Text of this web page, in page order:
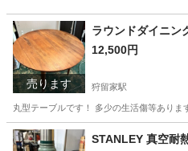
売ります
ラウンドダイニン
12,500円
狩留家駅
丸型テーブルです！ 多少の生活傷等あり
広島 広島市 テーブル
STANLEY 真空耐